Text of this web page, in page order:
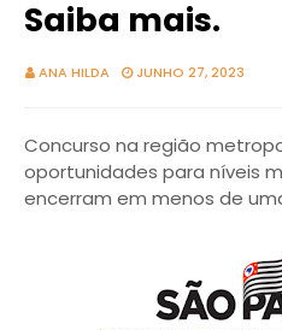
Saiba mais.
ANA HILDA JUNHO 27, 2023
Concurso na região
oportunidades para níveis
encerram em menos de